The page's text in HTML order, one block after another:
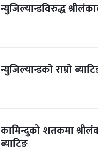
न्युजिल्यान्डविरुद्ध
न्युजिल्यान्डको राम्रो
कामिन्दुको शतकमा
ब्याटिङ